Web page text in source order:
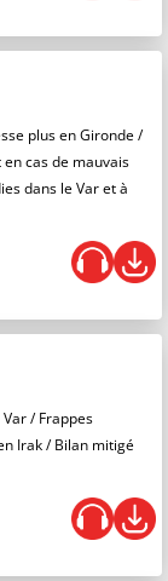
plus en Gironde /
cas de mauvais
dans le Var et à
/ Frappes
Irak / Bilan mitigé